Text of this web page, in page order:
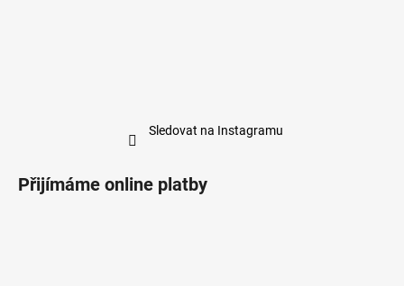
Sledovat na Instagramu
Přijímáme online platby